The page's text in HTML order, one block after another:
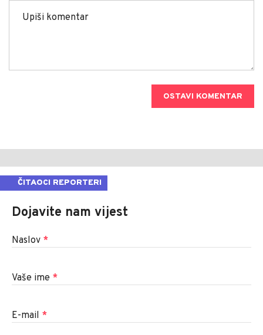
OSTAVI KOMENTAR
ČITAOCI REPORTERI
Dojavite nam vijest
Naslov *
Vaše ime *
E-mail *